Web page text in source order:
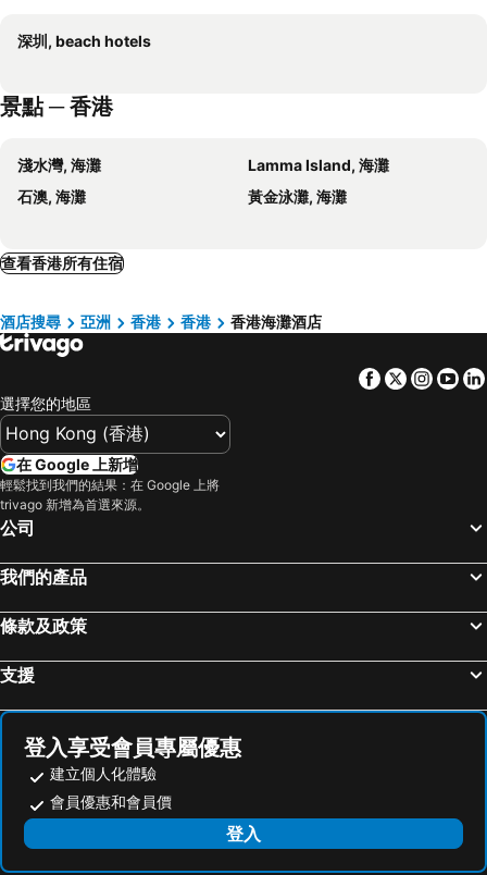
深圳, beach hotels
景點 ─ 香港
淺水灣, 海灘
Lamma Island, 海灘
石澳, 海灘
黃金泳灘, 海灘
查看香港所有住宿
酒店搜尋 亞洲 香港 香港 香港海灘酒店
Facebook
Twitter
選擇您的地區
在 Google 上新增
輕鬆找到我們的結果：在 Google 上將
trivago 新增為首選來源。
公司
我們的產品
條款及政策
支援
登入享受會員專屬優惠
建立個人化體驗
會員優惠和會員價
登入